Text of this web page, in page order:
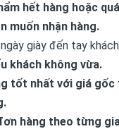
hết hàng hoặc
muốn nhận hàng.
giày đến tay
khách không vừa.
tốt nhất với giá gốc
hàng theo từng